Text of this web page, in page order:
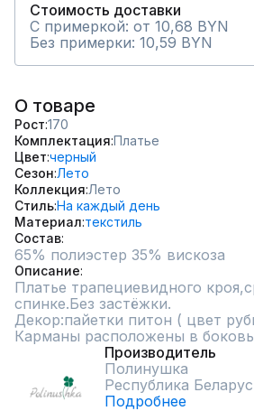
Стоимость доставки
С примеркой: от 10,68 BYN
Без примерки: 10,59 BYN
О товаре
Рост 170
Комплектация Платье
Цвет черный
Сезон Лето
Коллекция Лето
СтильНа каждый день
Материал текстиль
Состав
65% полиэстер 35% вискоза
Описание
Платье трапециевидного
спинке.Без застёжки.
Декор:пайетки питон ( цвет
Карманы расположены в
Производитель
Полинушка
Республика
Подробнее